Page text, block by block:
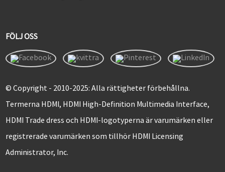
FÖLJ OSS
© Copyright - 2010-2025: Alla rättigheter förbehållna.
Termerna HDMI, HDMI High-Definition Multimedia Interface,
HDMI Trade dress och HDMI-logotyperna är varumärken eller
registrerade varumärken som tillhör HDMI Licensing
Administrator, Inc.